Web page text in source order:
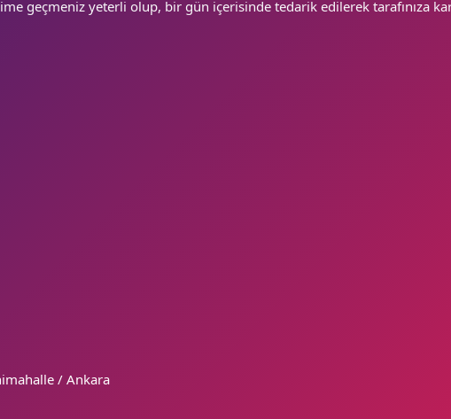
geçmeniz yeterli olup, bir gün içerisinde tedarik edilerek tarafınıza
/ Ankara